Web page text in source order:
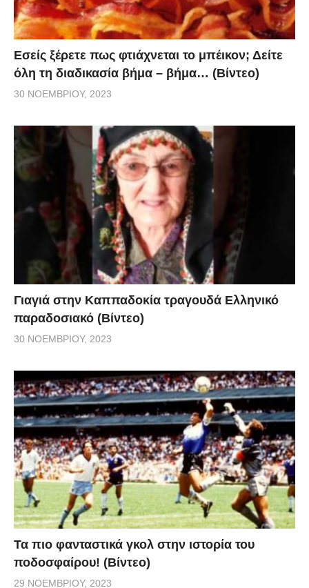
Εσείς ξέρετε πως φτιάχνεται το μπέικον; Δείτε
όλη τη διαδικασία βήμα – βήμα… (Βίντεο)
30 ΝΟΕΜΒΡΊΟΥ, 2023
Γιαγιά στην Καππαδοκία τραγουδά Ελληνικό
παραδοσιακό (Βίντεο)
30 ΝΟΕΜΒΡΊΟΥ, 2023
Τα πιο φανταστικά γκολ στην ιστορία του
ποδοσφαίρου! (Βίντεο)
29 ΝΟΕΜΒΡΊΟΥ, 2023